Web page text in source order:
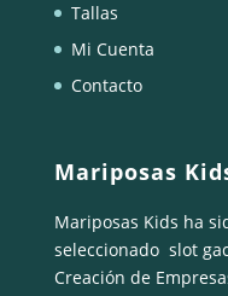
Tallas
Mi Cuenta
Contacto
Mariposas
Mariposas Kids ha
seleccionado slot
Creación de